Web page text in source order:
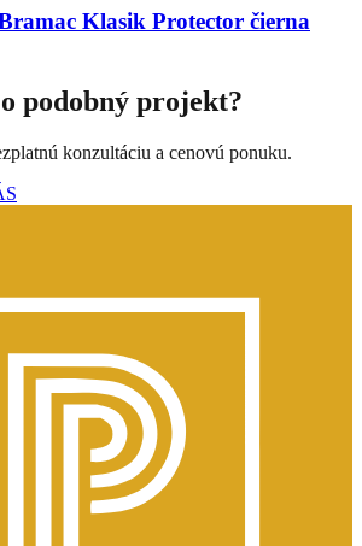
Klasik Protector čierna
podobný projekt?
konzultáciu a cenovú ponuku.